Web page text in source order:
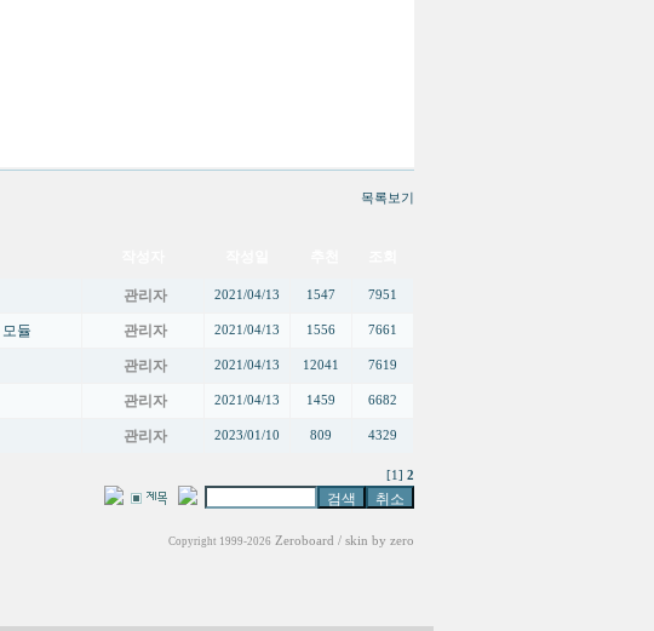
목록보기
관리자 2021/04/13 1547 7951
듈 관리자 2021/04/13 1556 7661
관리자 2021/04/13 12041 7619
관리자 2021/04/13 1459 6682
관리자 2023/01/10 809 4329
[1] 2
Copyright 1999-2026 Zeroboard / skin by zero